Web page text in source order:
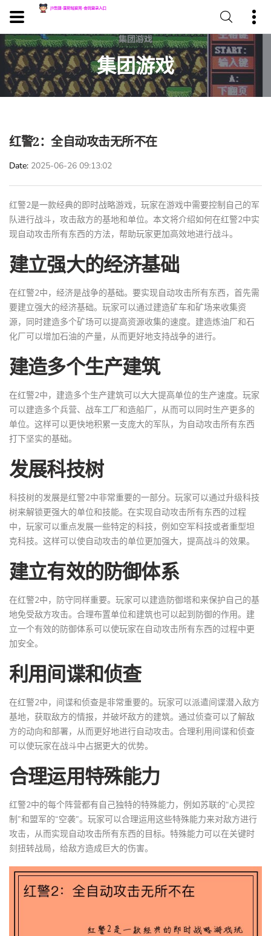
集团游戏
红警2：全自动攻击无所不在
Date 2025-06-26 09:13:02
红警2是一款经典的即时战略游戏，玩家在游戏中需要控制自己的军
队进行战斗，攻击敌方的基地和单位。本文将介绍如何在红警2中实
现自动攻击所有东西的方法，帮助玩家更加高效地进行战斗。
建立强大的经济基础
在红警2中，经济是战争的基础。要实现自动攻击所有东西，首先需
要建立强大的经济基础。玩家可以通过建造矿车和矿场来收集资
源，同时建造多个矿场可以提高资源收集的速度。建造炼油厂和石
化厂可以增加石油的产量，从而更好地支持战争的进行。
建造多个生产建筑
在红警2中，建造多个生产建筑可以大大提高单位的生产速度。玩家
可以建造多个兵营、战车工厂和造船厂，从而可以同时生产更多的
单位。这样可以更快地积累一支庞大的军队，为自动攻击所有东西
打下坚实的基础。
发展科技树
科技树的发展是红警2中非常重要的一部分。玩家可以通过升级科技
树来解锁更强大的单位和技能。在实现自动攻击所有东西的过程
中，玩家可以重点发展一些特定的科技，例如空军科技或者重型坦
克科技。这样可以使自动攻击的单位更加强大，提高战斗的效果。
建立有效的防御体系
在红警2中，防守同样重要。玩家可以建造防御塔和来保护自己的基
地免受敌方攻击。合理布置单位和建筑也可以起到防御的作用。建
立一个有效的防御体系可以使玩家在自动攻击所有东西的过程中更
加安全。
利用间谍和侦查
在红警2中，间谍和侦查是非常重要的。玩家可以派遣间谍潜入敌方
基地，获取敌方的情报，并破坏敌方的建筑。通过侦查可以了解敌
方的动向和部署，从而更好地进行自动攻击。合理利用间谍和侦查
可以使玩家在战斗中占据更大的优势。
合理运用特殊能力
红警2中的每个阵营都有自己独特的特殊能力，例如苏联的“心灵控
制”和盟军的“空袭”。玩家可以合理运用这些特殊能力来对敌方进行
攻击，从而实现自动攻击所有东西的目标。特殊能力可以在关键时
刻扭转战局，给敌方造成巨大的伤害。